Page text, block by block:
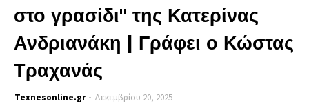
στο γρασίδι" της Κατερίνας
Ανδριανάκη | Γράφει ο Κώστας
Τραχανάς
Texnesοnline.gr Δεκεμβρίου 20, 2025